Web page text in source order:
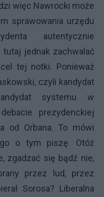
więc Nawrocki może
sprawowania urzędu
autentycznie
tutaj jednak zachwalać
tej notki. Ponieważ
czyli kandydat
systemu w
prezydenckiej
od Orbana. To mówi
o tym piszę. Otóż
zgadzać się bądź nie,
przez lud, przez
Sorosa? Liberalna